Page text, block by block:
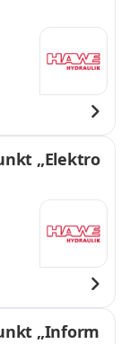
„Elektro
„Inform